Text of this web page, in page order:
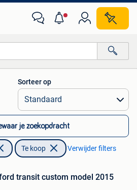
afstanden…
Sorteer op
je zoekopdracht
Te koop Verwijder filters
transit custom model 2015